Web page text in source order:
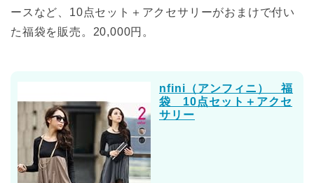
ースなど、10点セット＋アクセサリーがおまけで付い
た福袋を販売。20,000円。
nfini（アンフィニ） 福
袋 10点セット＋アクセ
サリー